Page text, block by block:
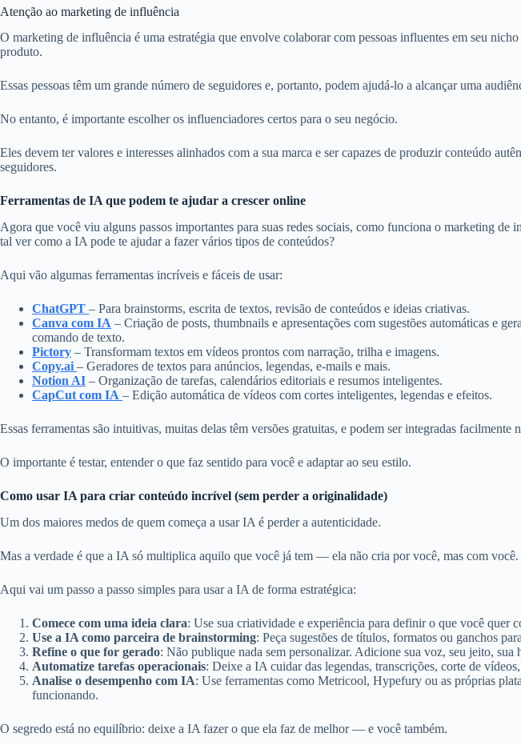
Atenção ao marketing de influência
O marketing de influência é uma estratégia que envolve colaborar com pessoas influentes em seu
produto.
Essas pessoas têm um grande número de seguidores e, portanto, podem ajudá-lo a alcançar uma
No entanto, é importante escolher os influenciadores certos para o seu negócio.
Eles devem ter valores e interesses alinhados com a sua marca e ser capazes de produzir conteúdo
seguidores.
Ferramentas de IA que podem te ajudar a crescer online
Agora que você viu alguns passos importantes para suas redes sociais, como funciona o marketing de
tal ver como a IA pode te ajudar a fazer vários tipos de conteúdos?
Aqui vão algumas ferramentas incríveis e fáceis de usar:
ChatGPT – Para brainstorms, escrita de textos, revisão de conteúdos e ideias criativas.
Canva com IA – Criação de posts, thumbnails e apresentações com sugestões automáticas e
comando de texto.
Pictory – Transformam textos em vídeos prontos com narração, trilha e imagens.
Copy.ai – Geradores de textos para anúncios, legendas, e-mails e mais.
Notion AI – Organização de tarefas, calendários editoriais e resumos inteligentes.
CapCut com IA – Edição automática de vídeos com cortes inteligentes, legendas e efeitos.
Essas ferramentas são intuitivas, muitas delas têm versões gratuitas, e podem ser integradas facilmente
O importante é testar, entender o que faz sentido para você e adaptar ao seu estilo.
Como usar IA para criar conteúdo incrível (sem perder a originalidade)
Um dos maiores medos de quem começa a usar IA é perder a autenticidade.
Mas a verdade é que a IA só multiplica aquilo que você já tem — ela não cria por você, mas com você.
Aqui vai um passo a passo simples para usar a IA de forma estratégica:
Comece com uma ideia clara: Use sua criatividade e experiência para definir o que você quer
Use a IA como parceira de brainstorming: Peça sugestões de títulos, formatos ou ganchos
Refine o que for gerado: Não publique nada sem personalizar. Adicione sua voz, seu jeito, sua
Automatize tarefas operacionais: Deixe a IA cuidar das legendas, transcrições, corte de
Analise o desempenho com IA: Use ferramentas como Metricool, Hypefury ou as próprias
funcionando.
O segredo está no equilíbrio: deixe a IA fazer o que ela faz de melhor — e você também.